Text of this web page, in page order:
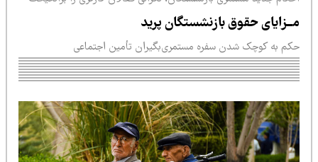
حقوق بازنشستگان پرید
به کوچک شدن سفره مستمری‌بگیران تأمین اجتماعی